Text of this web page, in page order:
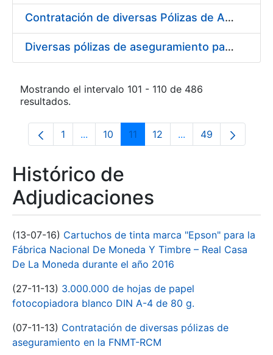
Contratación de diversas Pólizas de Aseguramiento para la Fábrica Nacional de Moneda y Timbre - Real Casa de la Moneda
Diversas pólizas de aseguramiento para la Fábrica Nacional de Moneda y Timbre - Real Casa de la Moneda
Mostrando el intervalo 101 - 110 de 486
resultados.
Página
1 ...Páginas intermedias Use TAB para
Página
10 Página
11 Página
12 ...PáginasPágina
49
Histórico de
Adjudicaciones
(13-07-16) Cartuchos de tinta marca "Epson" para la
Fábrica Nacional De Moneda Y Timbre – Real Casa
De La Moneda durante el año 2016
(27-11-13) 3.000.000 de hojas de papel
fotocopiadora blanco DIN A-4 de 80 g.
(07-11-13) Contratación de diversas pólizas de
aseguramiento en la FNMT-RCM